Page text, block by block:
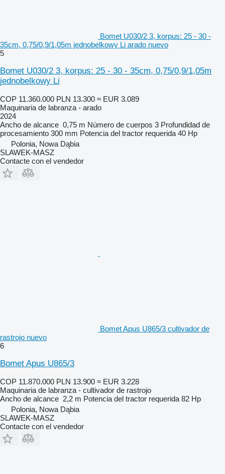
Bomet U030/2 3, korpus: 25 - 30 -
35cm, 0,75/0,9/1,05m jednobelkowy Li arado nuevo
5
Bomet U030/2 3, korpus: 25 - 30 - 35cm, 0,75/0,9/1,05m
jednobelkowy Li
COP 11.360.000 PLN 13.300 ≈ EUR 3.089
Maquinaria de labranza - arado
2024
Ancho de alcance 0,75 m Número de cuerpos 3 Profundidad de
procesamiento 300 mm Potencia del tractor requerida 40 Hp
Polonia, Nowa Dąbia
SLAWEK-MASZ
Contacte con el vendedor
Bomet Apus U865/3 cultivador de
rastrojo nuevo
6
Bomet Apus U865/3
COP 11.870.000 PLN 13.900 ≈ EUR 3.228
Maquinaria de labranza - cultivador de rastrojo
Ancho de alcance 2,2 m Potencia del tractor requerida 82 Hp
Polonia, Nowa Dąbia
SLAWEK-MASZ
Contacte con el vendedor